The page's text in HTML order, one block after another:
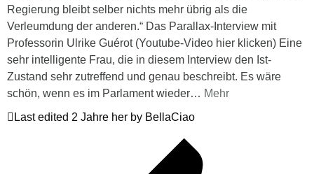
Regierung bleibt selber nichts mehr übrig als die
Verleumdung der anderen.“ Das Parallax-Interview mit
Professorin Ulrike Guérot (Youtube-Video hier klicken) Eine
sehr intelligente Frau, die in diesem Interview den Ist-
Zustand sehr zutreffend und genau beschreibt. Es wäre
schön, wenn es im Parlament wieder… Mehr
Last edited 2 Jahre her by BellaCiao